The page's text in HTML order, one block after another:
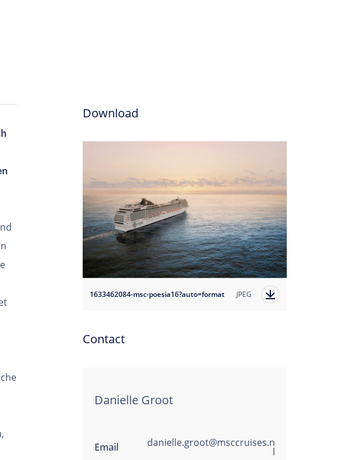
Download
1633462084-msc-poesia16?auto=format JPEG
Contact
Danielle Groot
Email danielle.groot@msccruises.n
l